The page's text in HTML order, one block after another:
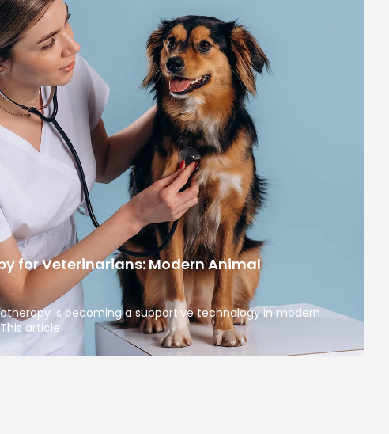
for Veterinarians: Modern Animal
is becoming a supportive technology in modern
article